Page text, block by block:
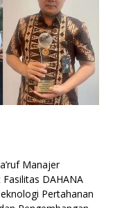
Manajer
DAHANA
Pertahanan